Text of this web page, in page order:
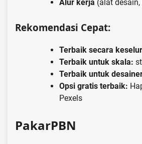
Alur kerja (alat
Rekomendasi Cepat:
Terbaik secara
Terbaik untuk skala:
Terbaik untuk
Opsi gratis terbaik:
Pexels
PakarPBN